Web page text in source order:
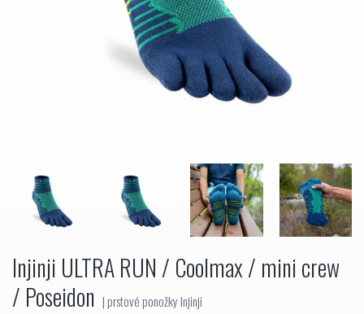
Injinji ULTRA RUN / Coolmax / mini crew
/ Poseidon | prstové ponožky Injinji